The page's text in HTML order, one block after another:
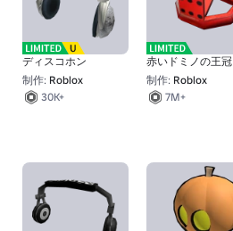
ディスコホン
制作: Roblox
30K+
赤いドミノの王冠
制作: Roblox
7M+